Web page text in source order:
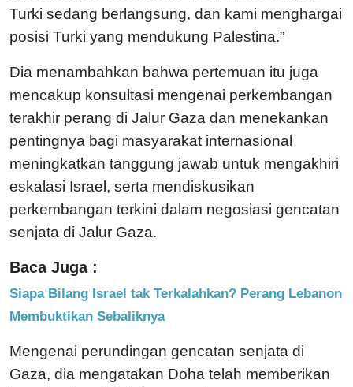
Turki sedang berlangsung, dan kami menghargai
posisi Turki yang mendukung Palestina.”
Dia menambahkan bahwa pertemuan itu juga
mencakup konsultasi mengenai perkembangan
terakhir perang di Jalur Gaza dan menekankan
pentingnya bagi masyarakat internasional
meningkatkan tanggung jawab untuk mengakhiri
eskalasi Israel, serta mendiskusikan
perkembangan terkini dalam negosiasi gencatan
senjata di Jalur Gaza.
Baca Juga :
Siapa Bilang Israel tak Terkalahkan? Perang Lebanon
Membuktikan Sebaliknya
Mengenai perundingan gencatan senjata di
Gaza, dia mengatakan Doha telah memberikan